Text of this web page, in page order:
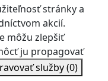
stránky a
akcií.
môžu zlepšiť
ju propagovať
služby(0)